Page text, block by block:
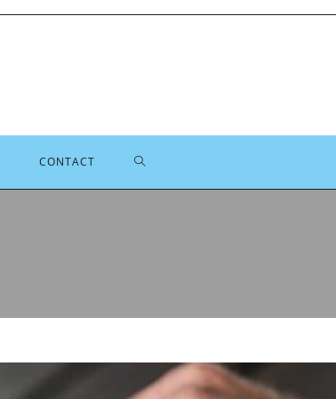
CONTACT TOGGLE